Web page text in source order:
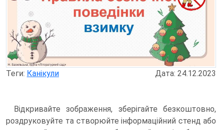
Теги: Канікули Дата: 24.12.2023
Відкривайте зображення, зберігайте безкоштовно,
роздруковуйте та створюйте інформаційний стенд або